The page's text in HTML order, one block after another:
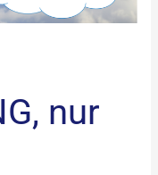
nur